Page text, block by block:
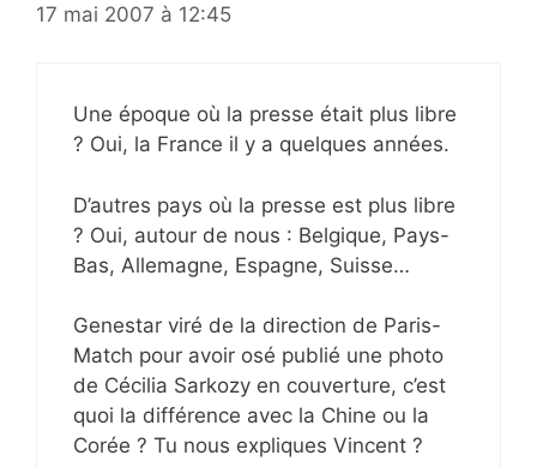
17 mai 2007 à 12:45
Une époque où la presse était plus libre
? Oui, la France il y a quelques années.
D’autres pays où la presse est plus libre
? Oui, autour de nous : Belgique, Pays-
Bas, Allemagne, Espagne, Suisse…
Genestar viré de la direction de Paris-
Match pour avoir osé publié une photo
de Cécilia Sarkozy en couverture, c’est
quoi la différence avec la Chine ou la
Corée ? Tu nous expliques Vincent ?